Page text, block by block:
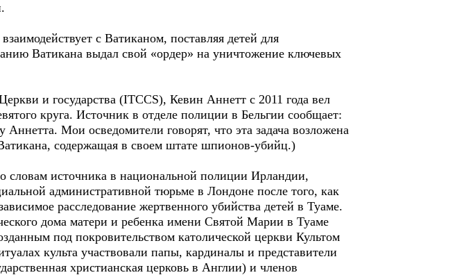
с Ватиканом, поставляя детей для
Ватикана выдал свой «ордер» на уничтожение ключевых
и государства (ITCCS), Кевин Аннетт с 2011 года вел
круга. Источник в отделе полиции в Бельгии сообщает:
Аннетта. Мои осведомители говорят, что эта задача возложена
содержащая в своем штате шпионов-убийц.)
словам источника в национальной полиции Ирландии,
административной тюрьме в Лондоне после того, как
расследование жертвенного убийства детей в Туаме.
дома матери и ребенка имени Святой Марии в Туаме
под покровительством католической церкви Культом
культа участвовали папы, кардиналы и представители
христианская церковь в Англии) и членов